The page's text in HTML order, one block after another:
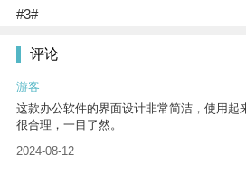
#3#
评论
游客
这款办公软件的界面设计非常简洁，使用起
很合理，一目了然。
2024-08-12